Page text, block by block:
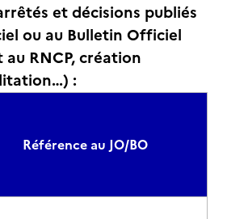
et décisions publiés
ou au Bulletin Officiel
RNCP, création
:
Référence au JO/BO